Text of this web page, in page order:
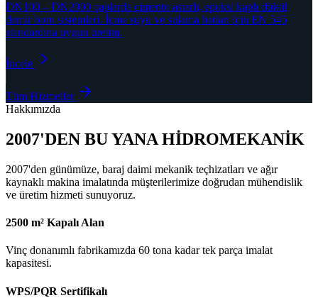
DN100 – DN2000 çaplarda çimento astarlı, epoksi kaplı düktil
demir boru sistemleri. İçme suyu ve sulama hatları için EN 545
standardına uygun üretim.
İncele
Tüm Hizmetler
Hakkımızda
2007'DEN BU YANA HİDROMEKANİK
2007'den günümüze, baraj daimi mekanik teçhizatları ve ağır
kaynaklı makina imalatında müşterilerimize doğrudan mühendislik
ve üretim hizmeti sunuyoruz.
2500 m² Kapalı Alan
Vinç donanımlı fabrikamızda 60 tona kadar tek parça imalat
kapasitesi.
WPS/PQR Sertifikalı